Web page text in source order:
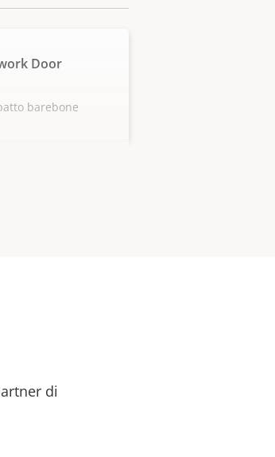
Door
barebone
di